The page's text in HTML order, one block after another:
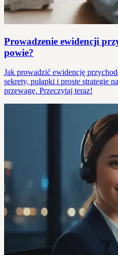
Prowadzenie ewidencji
powie?
Jak prowadzić ewidencję
sekrety, pułapki i proste strategie
przewagę. Przeczytaj teraz!